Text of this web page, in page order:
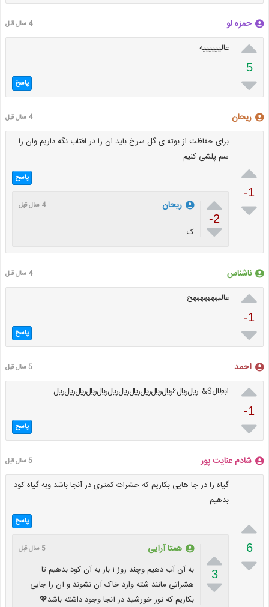
حمزه لو 4 سال قبل

5

عالییییییه
پاسخ
ریحان 4 سال قبل

-1

برای حفاظت از بوته ی گل سرخ باید ان را در افتاب نگه داریم وان را
سم پلشی کنیم
پاسخ

-2

ریحان 4 سال قبل
ک
ناشناس 4 سال قبل

-1

عالیهههههههخ
پاسخ
احمد 5 سال قبل

-1

ابطِال$&_﷼﷼۶﷼﷼﷼﷼﷼﷼﷼﷼﷼﷼﷼
پاسخ
شادم عنایت پور 5 سال قبل

6

گیاه را در جا هایی بکاریم که حشرات کمتری در آنجا باشد وبه گیاه کود
بدهیم
پاسخ

3

همتا آرایی 5 سال قبل
به آن آب دهیم وچند روز ۱ بار به آن کود بدهیم تا
هشراتی مانند شته وارد خاک آن نشوند و آن را جایی
بکاریم که نور خورشید در آنجا وجود داشته باشد💖